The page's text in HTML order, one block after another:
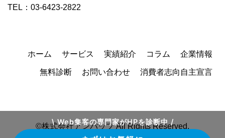
\ Web集客の専門家がHPを診断中 /
TEL：03-6423-2822
ホーム サービス 実績紹介 コラム
企業情報
無料診断
お問い合わせ 消費者志向自主宣言
©株式会社アンパップ All Rights Reserved.